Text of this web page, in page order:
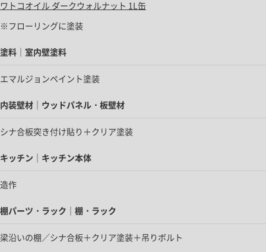
ワトコオイル ダークウォルナット 1L缶
※フローリングに塗装
塗料｜室内壁塗料
エマルジョンペイント塗装
内装壁材｜ウッドパネル・板壁材
シナ合板突き付け貼り＋クリア塗装
キッチン｜キッチン本体
造作
棚パーツ・ラック｜棚・ラック
梁沿いの棚／シナ合板＋クリア塗装＋吊りボルト